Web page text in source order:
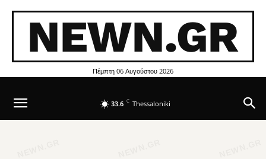
NEWN.GR
Πέμπτη 06 Αυγούστου 2026
33.6 C Thessaloniki